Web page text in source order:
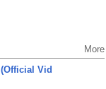
More
Vid